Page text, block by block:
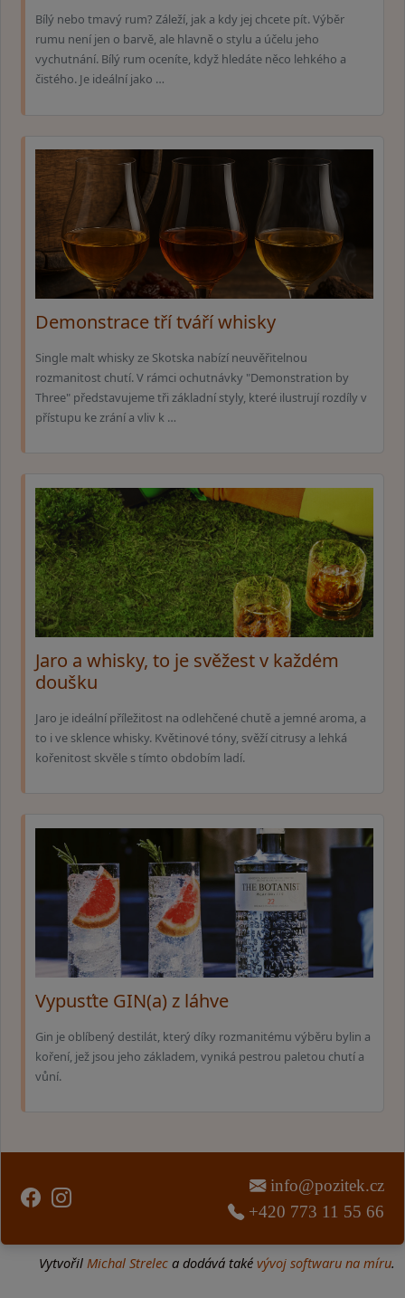
Bílý nebo tmavý rum? Záleží, jak a kdy jej chcete pít. Výběr
rumu není jen o barvě, ale hlavně o stylu a účelu jeho
vychutnání. Bílý rum oceníte, když hledáte něco lehkého a
čistého. Je ideální jako …
Demonstrace tří tváří whisky
Single malt whisky ze Skotska nabízí neuvěřitelnou
rozmanitost chutí. V rámci ochutnávky "Demonstration by
Three" představujeme tři základní styly, které ilustrují rozdíly v
přístupu ke zrání a vliv k …
Jaro a whisky, to je svěžest v každém
doušku
Jaro je ideální příležitost na odlehčené chutě a jemné aroma, a
to i ve sklence whisky. Květinové tóny, svěží citrusy a lehká
kořenitost skvěle s tímto obdobím ladí.
Vypusťte GIN(a) z láhve
Gin je oblíbený destilát, který díky rozmanitému výběru bylin a
koření, jež jsou jeho základem, vyniká pestrou paletou chutí a
vůní.
info@pozitek.cz
+420 773 11 55 66
Vytvořil Michal Strelec a dodává také vývoj softwaru na míru.